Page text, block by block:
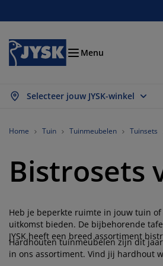
Menu
Selecteer jouw JYSK-winkel
Slaapkamer
weergeven
Bedden en
weergeven
Badkamer
weergeven
en strijken
weergeven
Woonkamer
weergeven
meubelen
Eetkamer
weergeven
en accessoires
Opbergen
weergeven
en accessoires
weergeven
de muur
weergeven
en klaar gordijnen
weergeven
Woonaccessoires
weergeven
de muur
Home Tuin Tuinmeubelen Tuinsets
Bistrosets
Heb je beperkte ruimte in jouw tuin
uitkomst bieden. De bijbehorende
JYSK heeft een breed assortiment
Hardhouten tuinmeubelen zijn dit
in ons assortiment. Vind jij hardhout